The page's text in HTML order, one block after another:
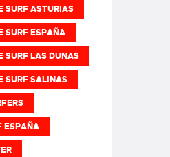
SURF ASTURIAS
SURF ESPAÑA
SURF LAS DUNAS
SURF SALINAS
ESPAÑA